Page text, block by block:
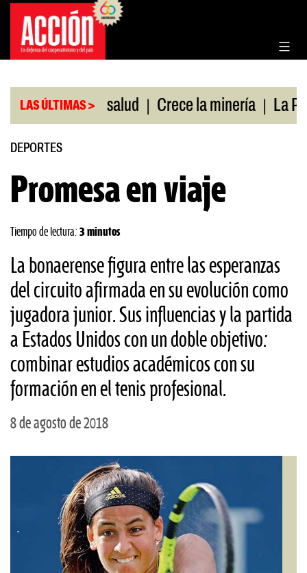
Saltar
contenido
LAS ÚLTIMAS >
de salud | Crece la minería | La Pampa.
DEPORTES
Promesa en viaje
Tiempo de lectura: 3 minutos
La bonaerense figura entre las esperanzas
del circuito afirmada en su evolución como
jugadora junior. Sus influencias y la partida
a Estados Unidos con un doble objetivo:
combinar estudios académicos con su
formación en el tenis profesional.
8 de agosto de 2018